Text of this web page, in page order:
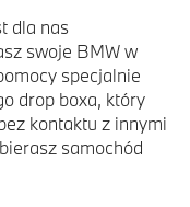
dla nas
swoje BMW w
specjalnie
drop boxa, który
kontaktu z innymi
samochód